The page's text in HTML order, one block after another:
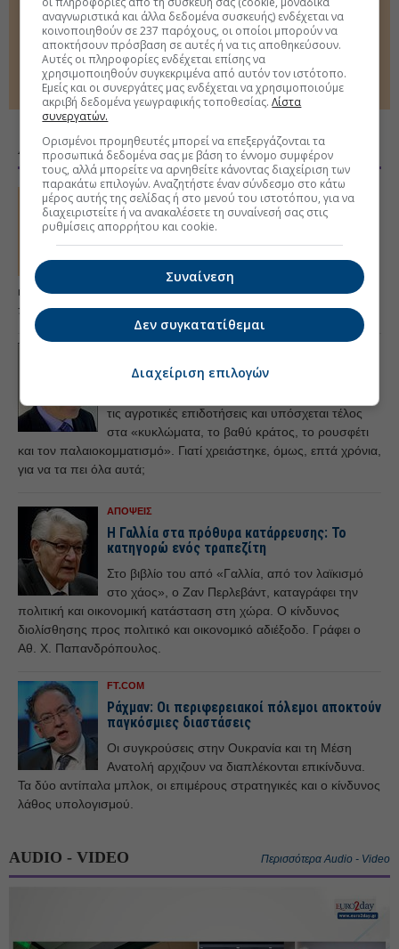
Πάνω από 3 δισ. το κόστος των πυρκαγιών στην Ευρώπη
Τραμπ: Η χαμένη αξιοπιστία που κοστίζει στις αγορές
Ο πύρινος εφιάλτης απειλεί τουρισμό, υποδομές και
οικονομίες
ΑΠΟΨΕΙΣ & ΘΕΜΑΤΑ
FT.COM
Το πραγματικό μήνυμα της παρέμβασης στο
γεν
νομίσματος δεν είναι πλέον αυτό που ήταν
κάποτε, γράφει ο Barry Eichengreen. Το «signaling effect» της
παρέμβασης και τι σημαίνει για το πράσινο νόμισμα.
Επτά χρόνια φαγούρα με το «βαθύ κράτος»
τις αγροτικές επιδοτήσεις και υπόσχεται τέλος
στα «κυκλώματα, το βαθύ κράτος, το ρουσφέτι
και τον παλαιοκομματισμό». Γιατί χρειάστηκε, όμως, επτά χρόνια,
για να τα πει όλα αυτά;
ΑΠΟΨΕΙΣ
Η Γαλλία στα πρόθυρα κατάρρευσης: Το
κατηγορώ ενός τραπεζίτη
Στο βιβλίο του από «Γαλλία, από τον λαϊκισμό
στο χάος», ο Ζαν Περλεβάντ, καταγράφει την
πολιτική και οικονομική κατάσταση στη χώρα. Ο κίνδυνος
διολίσθησης προς πολιτικό και οικονομικό αδιέξοδο. Γράφει ο
Αθ. Χ. Παπανδρόπουλος.
FT.COM
Ράχμαν: Οι περιφερειακοί πόλεμοι αποκτούν
παγκόσμιες διαστάσεις
Οι συγκρούσεις στην Ουκρανία και τη Μέση
Ανατολή αρχιζουν να διαπλέκονται επικίνδυνα.
Τα δύο αντίπαλα μπλοκ, οι επιμέρους στρατηγικές και ο κίνδυνος
λάθος υπολογισμού.
AUDIO - VIDEO Περισσότερα Audio - Video
αναγνωριστικά και άλλα δεδομένα συσκευής) ενδέχεται να
κοινοποιηθούν σε 237 παρόχους, οι οποίοι μπορούν να
αποκτήσουν πρόσβαση σε αυτές ή να τις αποθηκεύσουν.
Αυτές οι πληροφορίες ενδέχεται επίσης να
χρησιμοποιηθούν συγκεκριμένα από αυτόν τον ιστότοπο.
Εμείς και οι συνεργάτες μας ενδέχεται να χρησιμοποιούμε
ακριβή δεδομένα γεωγραφικής τοποθεσίας.Λίστα
συνεργατών.
Ορισμένοι προμηθευτές μπορεί να επεξεργάζονται τα
προσωπικά δεδομένα σας με βάση το έννομο συμφέρον
τους, αλλά μπορείτε να αρνηθείτε κάνοντας διαχείριση των
παρακάτω επιλογών. Αναζητήστε έναν σύνδεσμο στο κάτω
μέρος αυτής της σελίδας ή στο μενού του ιστοτόπου, για να
διαχειριστείτε ή να ανακαλέσετε τη συναίνεσή σας στις
ρυθμίσεις απορρήτου και cookie.
Συναίνεση
Δεν συγκατατίθεμαι
Διαχείριση επιλογών